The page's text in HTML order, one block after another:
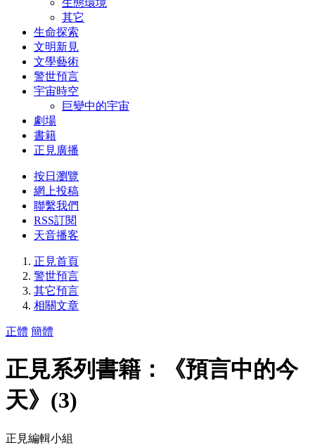
其它
生命探索
文明新見
文學藝術
警世預言
宇宙時空
巨變中的宇宙
劇場
書籍
正見廣播
按日瀏覽
網上投稿
聯繫我們
RSS訂閱
天音播客
正見首頁
警世預言
其它預言
相關文章
正體 簡體
正見系列書籍：《預言中的今
天》(3)
正見編輯小組